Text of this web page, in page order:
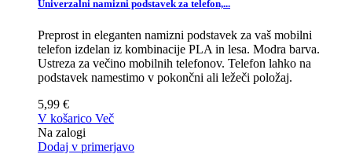
Univerzalni namizni podstavek za telefon,...
Preprost in eleganten namizni podstavek za vaš mobilni
telefon izdelan iz kombinacije PLA in lesa. Modra barva.
Ustreza za večino mobilnih telefonov. Telefon lahko na
podstavek namestimo v pokončni ali ležeči položaj.
5,99 €
V košarico Več
Na zalogi
Dodaj v primerjavo